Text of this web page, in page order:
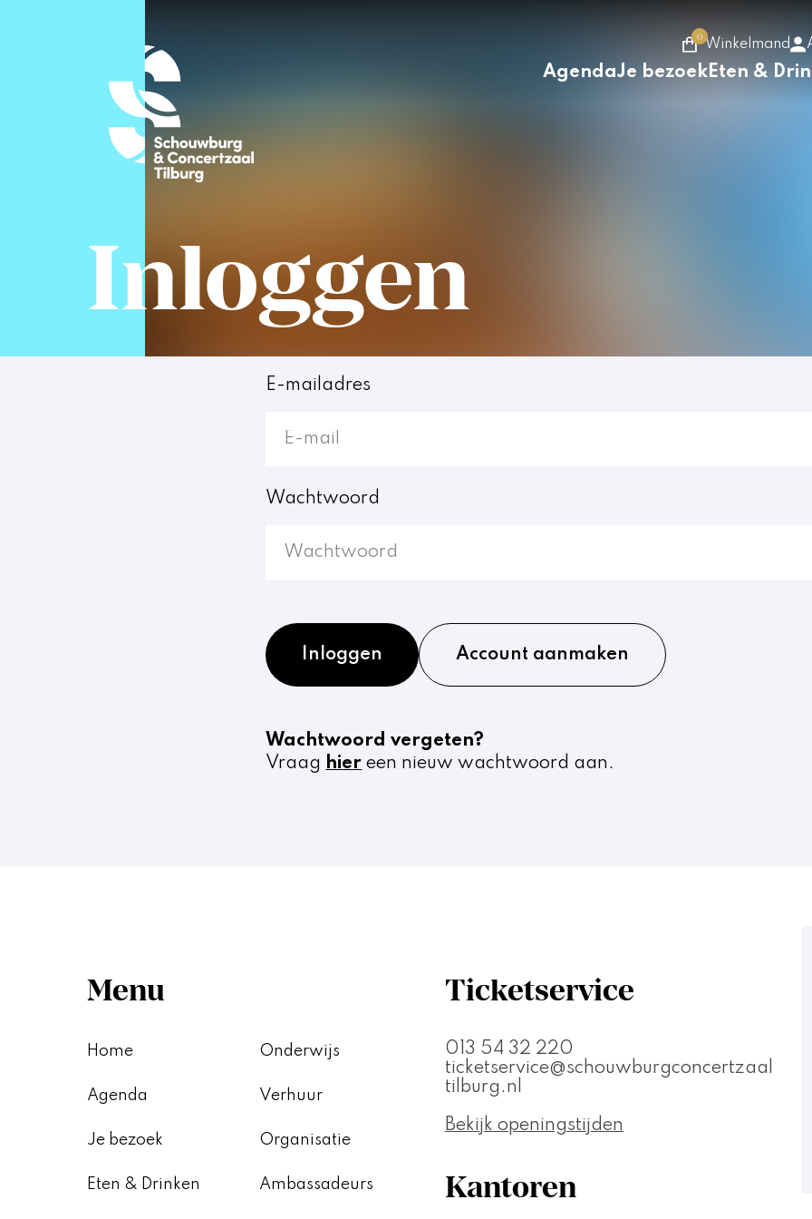
0
Winkelmand
AgendaJe bezoekEten &
Inloggen
E-mailadres
Wachtwoord
Inloggen Account aanmaken
Wachtwoord vergeten?
Vraag hier een nieuw wachtwoord aan.
Menu
Home
Agenda
Je bezoek
Eten & Drinken
Onderwijs
Verhuur
Organisatie
Ambassadeurs
Ticketservice
013 54 32 220
ticketservice@schouwburgconcertzaal
tilburg.nl
Bekijk openingstijden
Kantoren